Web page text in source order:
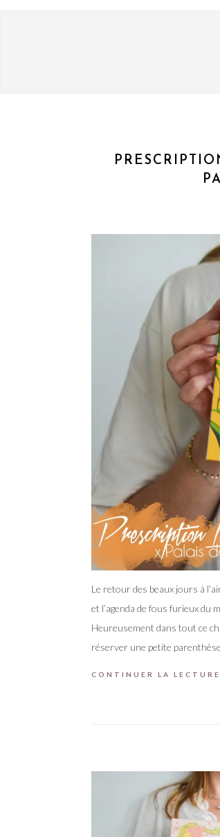
Le retour des beaux jours à
et l’agenda de fous furieux du
Heureusement dans tout ce
réserver une petite
CONTINUER LA